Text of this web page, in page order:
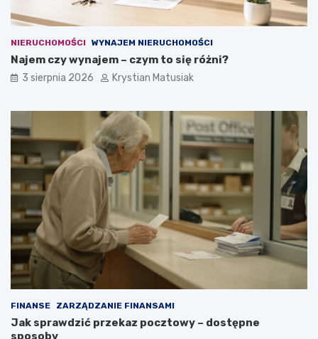
NIERUCHOMOŚCI WYNAJEM NIERUCHOMOŚCI
Najem czy wynajem – czym to się różni?
3 sierpnia 2026 Krystian Matusiak
FINANSE ZARZĄDZANIE FINANSAMI
Jak sprawdzić przekaz pocztowy – dostępne
sposoby